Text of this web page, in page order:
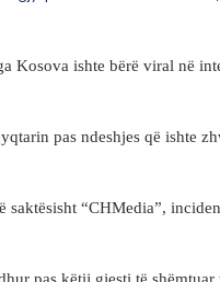
Kosova ishte bërë viral në
pas ndeshjes që ishte
saktësisht “CHMedia”,